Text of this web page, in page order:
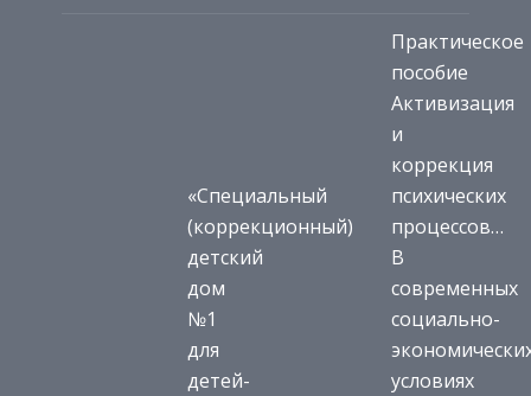
«Специальный
(коррекционный)
детский
дом
№1
для
детей-
Практическое
пособие
Активизация
и
коррекция
психических
процессов…
В
современных
социально-
условиях